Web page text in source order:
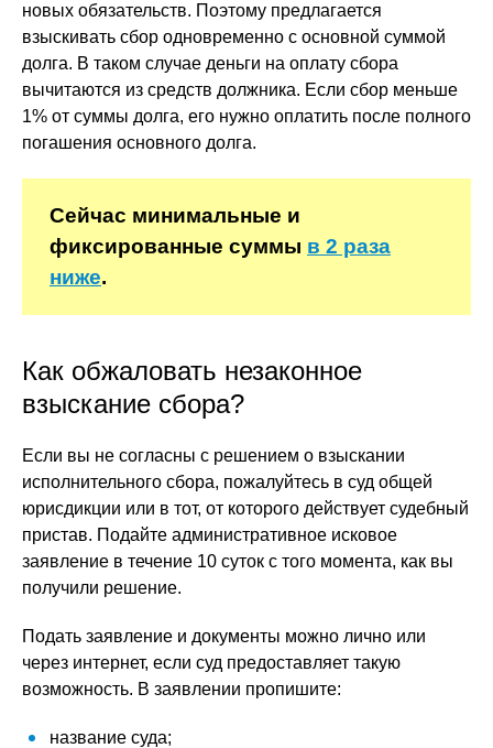
новых обязательств. Поэтому предлагается
взыскивать сбор одновременно с основной суммой
долга. В таком случае деньги на оплату сбора
вычитаются из средств должника. Если сбор меньше
1% от суммы долга, его нужно оплатить после полного
погашения основного долга.
Сейчас минимальные и
фиксированные суммы в 2 раза
ниже.
Как обжаловать незаконное
взыскание сбора?
Если вы не согласны с решением о взыскании
исполнительного сбора, пожалуйтесь в суд общей
юрисдикции или в тот, от которого действует судебный
пристав. Подайте административное исковое
заявление в течение 10 суток с того момента, как вы
получили решение.
Подать заявление и документы можно лично или
через интернет, если суд предоставляет такую
возможность. В заявлении пропишите:
название суда;